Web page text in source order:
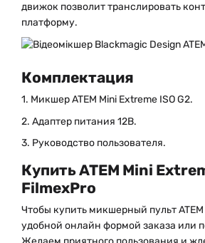
движок позволит транслировать
платформу.
Комплектация
1. Микшер ATEM Mini Extreme ISO G2.
2. Адаптер питания 12В.
3. Руководство пользователя.
Купить ATEM Mini
FilmexPro
Чтобы купить микшерный пульт
удобной онлайн формой заказа или